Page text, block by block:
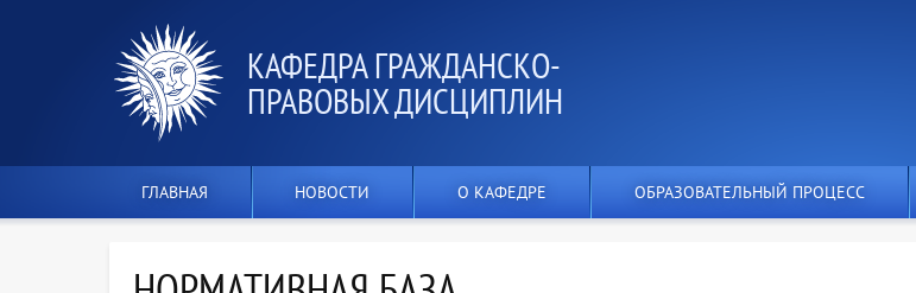
КАФЕДРА ГРАЖДАНСКО-
ПРАВОВЫХ ДИСЦИПЛИН
ГЛАВНАЯ НОВОСТИ О КАФЕДРЕ ОБРАЗОВАТЕЛЬНЫЙ ПРОЦЕСС